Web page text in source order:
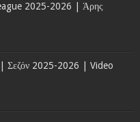
2025-2026 | Άρης
Σεζόν 2025-2026 | Video